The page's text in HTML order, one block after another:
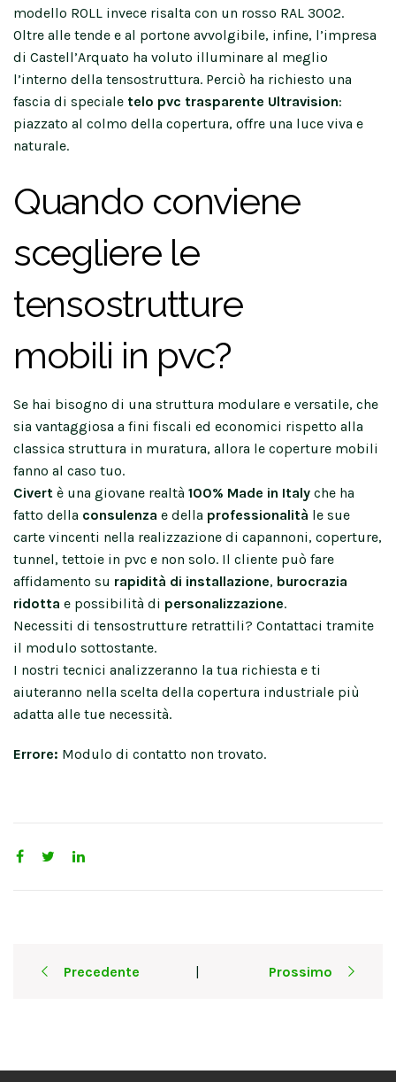
modello ROLL invece risalta con un rosso RAL 3002.
Oltre alle tende e al portone avvolgibile, infine, l’impresa
di Castell’Arquato ha voluto illuminare al meglio
l’interno della tensostruttura. Perciò ha richiesto una
fascia di speciale telo pvc trasparente Ultravision:
piazzato al colmo della copertura, offre una luce viva e
naturale.
Quando conviene
scegliere le
tensostrutture
mobili in pvc?
Se hai bisogno di una struttura modulare e versatile, che
sia vantaggiosa a fini fiscali ed economici rispetto alla
classica struttura in muratura, allora le coperture mobili
fanno al caso tuo.
Civert è una giovane realtà 100% Made in Italy che ha
fatto della consulenza e della professionalità le sue
carte vincenti nella realizzazione di capannoni, coperture,
tunnel, tettoie in pvc e non solo. Il cliente può fare
affidamento su rapidità di installazione, burocrazia
ridotta e possibilità di personalizzazione.
Necessiti di tensostrutture retrattili? Contattaci tramite
il modulo sottostante.
I nostri tecnici analizzeranno la tua richiesta e ti
aiuteranno nella scelta della copertura industriale più
adatta alle tue necessità.
Errore: Modulo di contatto non trovato.
navigationPrecedente | Prossimo